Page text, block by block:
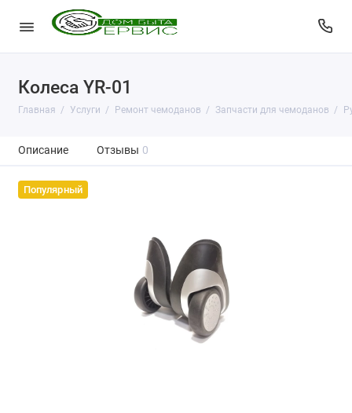
Колеса YR-01
Главная Услуги Ремонт чемоданов Запчасти для чемоданов
Описание Отзывы 0
Популярный